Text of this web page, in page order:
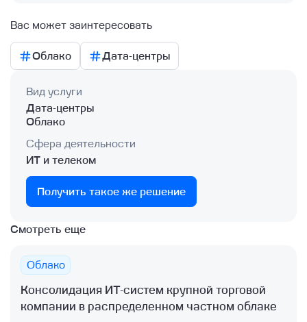
Вас может заинтересовать
Облако Дата-центры
Вид услуги
Дата-центры
Облако
Сфера деятельности
ИТ и телеком
Получить такое же решение
Смотреть еще
Облако
Консолидация ИТ-систем крупной торговой
компании в распределенном частном облаке